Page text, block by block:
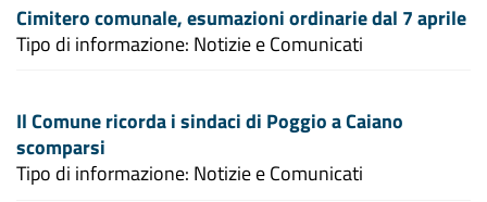
Cimitero comunale, esumazioni ordinarie dal 7 aprile
Tipo di informazione: Notizie e Comunicati
Il Comune ricorda i sindaci di Poggio a Caiano
scomparsi
Tipo di informazione: Notizie e Comunicati